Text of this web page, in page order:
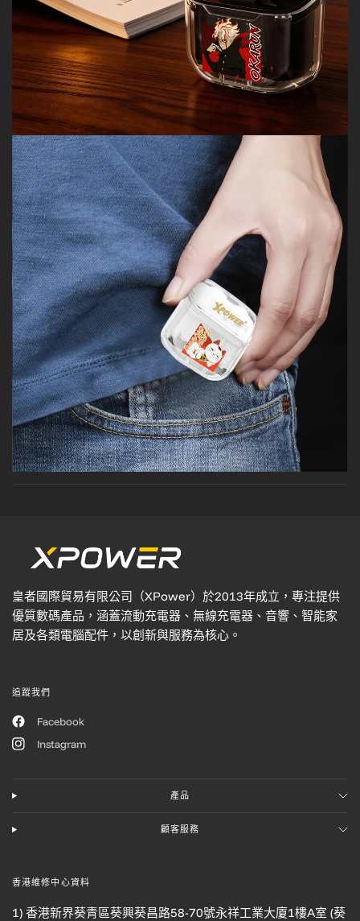
皇者國際貿易有限公司（XPower）於2013年成立，專注提供
優質數碼產品，涵蓋流動充電器、無線充電器、音響、智能家
居及各類電腦配件，以創新與服務為核心。
追蹤我們
Facebook
Instagram
產品
顧客服務
香港維修中心資料
1) 香港新界葵青區葵興葵昌路58-70號永祥工業大廈1樓A室 (葵